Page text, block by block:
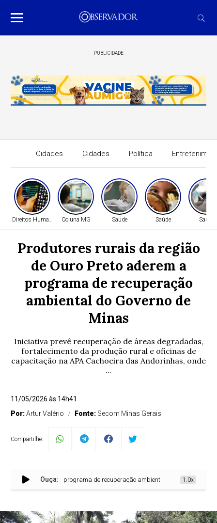
PUBLICIDADE
Cidades Cidades Política
Direitos Humanos Coluna MG Saúde Saúde Saúde
Produtores rurais da região
de Ouro Preto aderem a
programa de recuperação
ambiental do Governo de
Minas
Iniciativa prevê recuperação de áreas degradadas,
fortalecimento da produção rural e oficinas de
capacitação na APA Cachoeira das Andorinhas, onde
...
11/05/2026 às 14h41
Por:Artur Valério Fonte: Secom Minas Gerais
Compartilhe:
Ouça:
aderem a programa de recuperação ambiental do Governo de Minas
1.0x